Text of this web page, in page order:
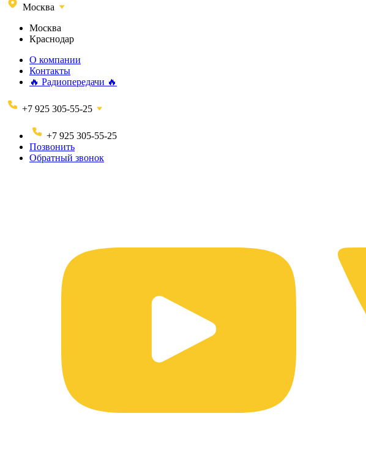
Москва
Москва
Краснодар
О компании
Контакты
🔥 Радиопередачи 🔥
+7 925 305-55-25
+7 925 305-55-25
Позвонить
Обратный звонок